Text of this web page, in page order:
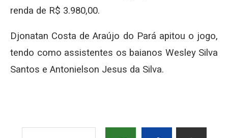
renda de R$ 3.980,00.
Djonatan Costa de Araújo do Pará apitou o jogo,
tendo como assistentes os baianos Wesley Silva
Santos e Antonielson Jesus da Silva.